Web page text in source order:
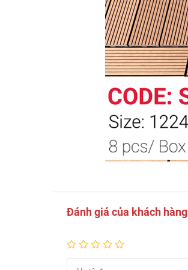
Đánh giá của khách hàng